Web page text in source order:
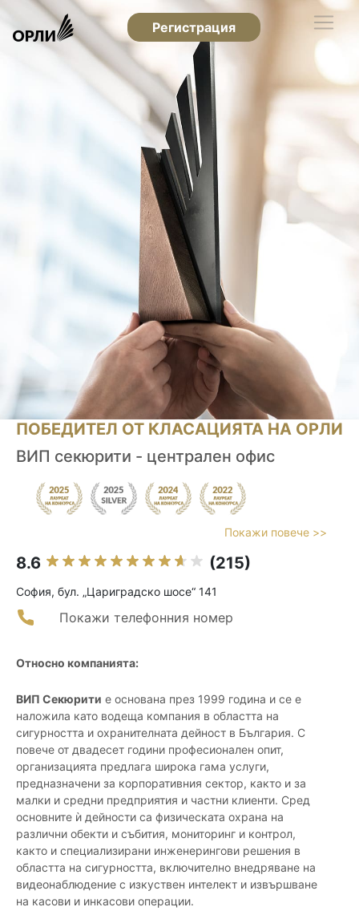
Регистрация
ПОБЕДИТЕЛ ОТ КЛАСАЦИЯТА НА ОРЛИ
ВИП секюрити - централен офис
Покажи повече >>
8.6 (215)
София, бул. „Цариградско шосе“ 141
Покажи телефонния номер
Относно компанията:
ВИП Секюрити е основана през 1999 година и се е
наложила като водеща компания в областта на
сигурността и охранителната дейност в България. С
повече от двадесет години професионален опит,
организацията предлага широка гама услуги,
предназначени за корпоративния сектор, както и за
малки и средни предприятия и частни клиенти. Сред
основните ѝ дейности са физическата охрана на
различни обекти и събития, мониторинг и контрол,
както и специализирани инженерингови решения в
областта на сигурността, включително внедряване на
видеонаблюдение с изкуствен интелект и извършване
на касови и инкасови операции.